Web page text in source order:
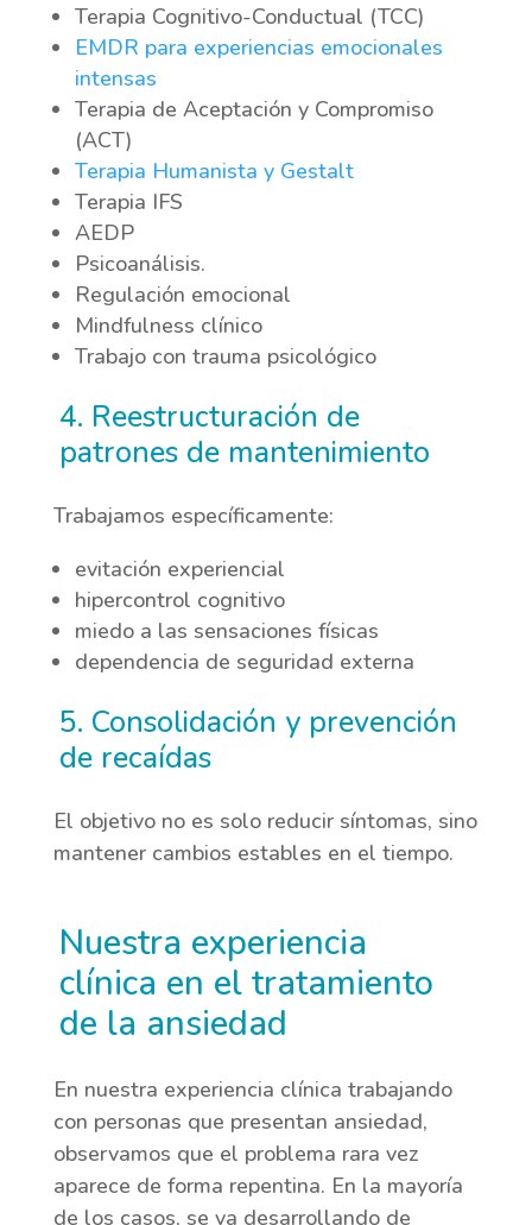
Terapia Cognitivo-Conductual (TCC)
EMDR para experiencias emocionales
intensas
Terapia de Aceptación y Compromiso
(ACT)
Terapia Humanista y Gestalt
Terapia IFS
AEDP
Psicoanálisis.
Regulación emocional
Mindfulness clínico
Trabajo con trauma psicológico
4. Reestructuración de
patrones de mantenimiento
Trabajamos específicamente:
evitación experiencial
hipercontrol cognitivo
miedo a las sensaciones físicas
dependencia de seguridad externa
5. Consolidación y prevención
de recaídas
El objetivo no es solo reducir síntomas, sino
mantener cambios estables en el tiempo.
Nuestra experiencia
clínica en el tratamiento
de la ansiedad
En nuestra experiencia clínica trabajando
con personas que presentan ansiedad,
observamos que el problema rara vez
aparece de forma repentina. En la mayoría
de los casos, se va desarrollando de